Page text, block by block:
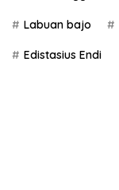
Labuan bajo
Edistasius Endi